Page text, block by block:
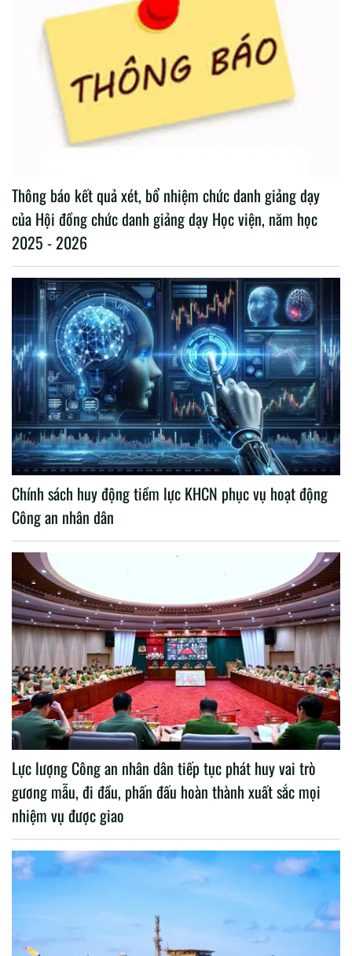
Thông báo kết quả xét, bổ nhiệm chức danh giảng dạy
của Hội đồng chức danh giảng dạy Học viện, năm học
2025 - 2026
Chính sách huy động tiềm lực KHCN phục vụ hoạt động
Công an nhân dân
Lực lượng Công an nhân dân tiếp tục phát huy vai trò
gương mẫu, đi đầu, phấn đấu hoàn thành xuất sắc mọi
nhiệm vụ được giao